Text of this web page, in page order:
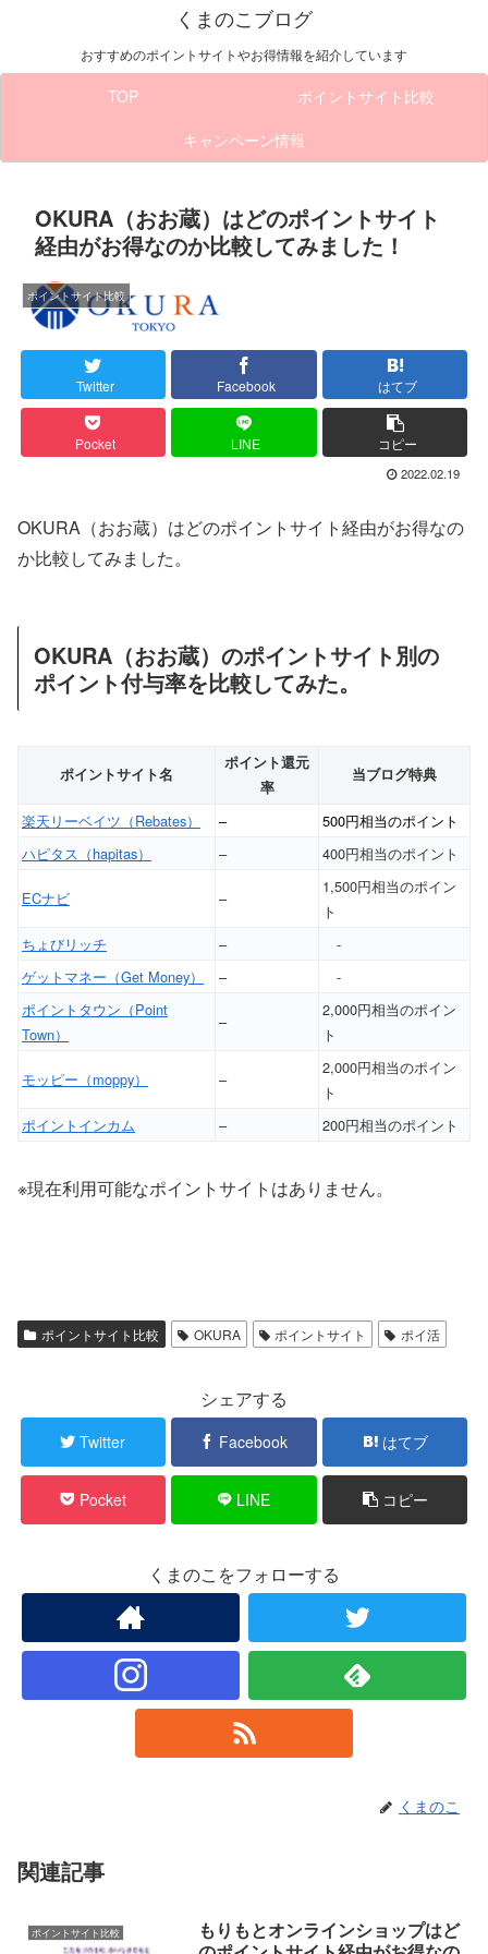
くまのこブログ
おすすめのポイントサイトやお得情報を紹介しています
TOP
ポイントサイト比較
キャンペーン情報
OKURA（おお蔵）はどのポイントサイト
経由がお得なのか比較してみました！
ポイントサイト比較
Twitter Facebook はてブ
Pocket LINE コピー
2022.02.19
OKURA（おお蔵）はどのポイントサイト経由がお得なの
か比較してみました。
OKURA（おお蔵）のポイントサイト別の
ポイント付与率を比較してみた。
ポイントサイト名
ポイント還元
率
当ブログ特典
楽天リーベイツ（Rebates） –
500円相当のポイント
ハピタス（hapitas）
– 400円相当のポイント
ECナビ –
1,500円相当のポイン
ト
ちょびリッチ
–
-
ゲットマネー（Get Money）
–
-
ポイントタウン（Point
Town）
–
2,000円相当のポイン
ト
モッピー（moppy） –
2,000円相当のポイン
ト
ポイントインカム
– 200円相当のポイント
※現在利用可能なポイントサイトはありません。
ポイントサイト比較 OKURA ポイントサイト ポイ活
シェアする
Twitter Facebook はてブ
Pocket LINE コピー
くまのこをフォローする
くまのこ
関連記事
ポイントサイト比較
もりもとオンラインショップはど